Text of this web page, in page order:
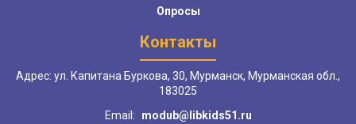
Опросы
Контакты
Адрес: ул. Капитана Буркова, 30, Мурманск, Мурманская обл.,
183025
Email:
modub@libkids51.ru